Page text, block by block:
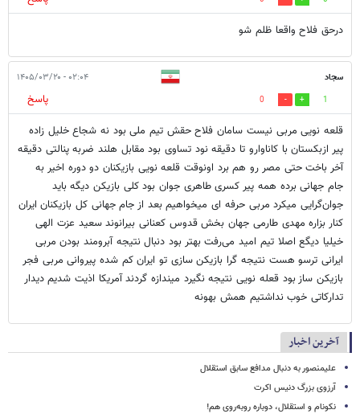
درحق فلاح واقعا ظلم شو
سجاد ۰۲:۰۴ - ۱۴۰۵/۰۳/۲۰
1
0
پاسخ
قلعه نویی مربی نیست سامان فلاح حقش تیم ملی بود نه شجاع خلیل زاده
پیر ازبکستان با کاناوارو تا دقیقه نود تساوی بود مقابل هلند ضربه پنالتی دقیقه
آخر باخت حتی مصر رو هم برد اونوقت قلعه نویی بازیکنان دو دوره اخیر به
جام جهانی برده همه پیر کسری طاهری جوان بود کلی بازیکن دیگه باید
جوان‌گرایی میکرد مربی حرفه ای میخواهیم بعد از جام جهانی کل بازیکنان ایران
کنار بزاره مهدی طارمی جهان بخش قدوس کعنانی بیرانوند سعید عزت الهی
خیلیا دیگع اصلا تیم امید می‌رفت بهتر بود دنبال نتیجه آبرومند بودن مربی
ایرانی ترسو هست نتیجه گرا بازیکن سازی تو ایران کم شده پیروانی مربی فجر
بازیکن ساز بود قعله نویی نتیجه نگیرد میندازه گردند آمریکا اذیت شدیم دیدار
تدارکاتی خوب نداشتیم همش بهونه
آخرین اخبار
علیمنصور به دنبال مدافع سابق استقلال
آرزوی بزرگ دنیس اکرت
نکونام و استقلال، دوباره روبه‌روی هم!